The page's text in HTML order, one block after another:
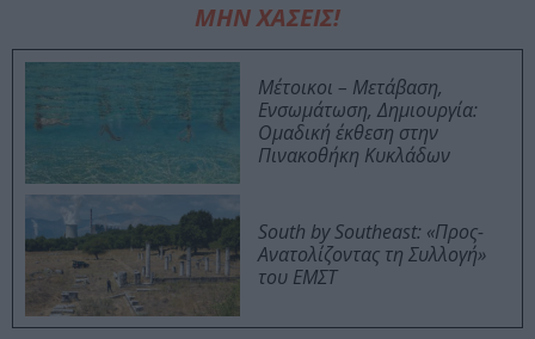
ΜΗΝ ΧΑΣΕΙΣ!
Μέτοικοι – Μετάβαση,
Ενσωμάτωση, Δημιουργία:
Ομαδική έκθεση στην
Πινακοθήκη Κυκλάδων
South by Southeast: «Προς-
Ανατολίζοντας τη Συλλογή»
του ΕΜΣΤ